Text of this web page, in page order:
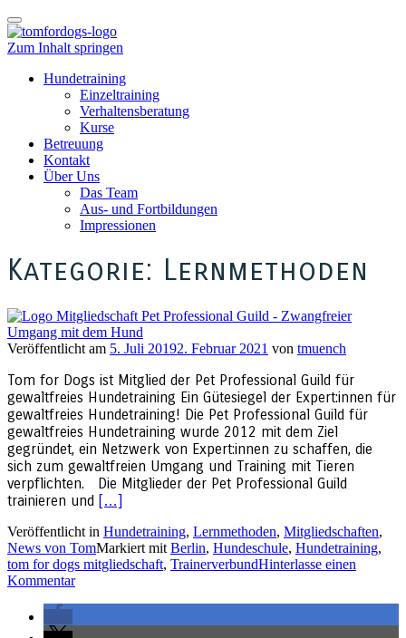
Schalte
Navigation
Zum Inhalt springen
Hundetraining
Einzeltraining
Verhaltensberatung
Kurse
Betreuung
Kontakt
Über Uns
Das Team
Aus- und Fortbildungen
Impressionen
Kategorie: Lernmethoden
Veröffentlicht am 5. Juli 20192. Februar 2021 von tmuench
Tom for Dogs ist Mitglied der Pet Professional Guild für
gewaltfreies Hundetraining Ein Gütesiegel der Expert:innen für
gewaltfreies Hundetraining! Die Pet Professional Guild für
gewaltfreies Hundetraining wurde 2012 mit dem Ziel
gegründet, ein Netzwerk von Expert:innen zu schaffen, die
sich zum gewaltfreien Umgang und Training mit Tieren
verpflichten. Die Mitglieder der Pet Professional Guild
trainieren und Read
about
Tom
for
ist
[…]
Veröffentlicht in Hundetraining, Lernmethoden, Mitgliedschaften,
News von TomMarkiert mit Berlin, Hundeschule, Hundetraining,
tom for dogs mitgliedschaft, TrainerverbundHinterlasse einen
Kommentar